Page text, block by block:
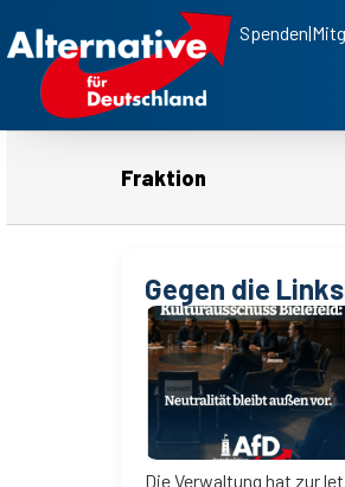
Spenden|
Fraktion
Gegen die
Die Verwaltung hat zur